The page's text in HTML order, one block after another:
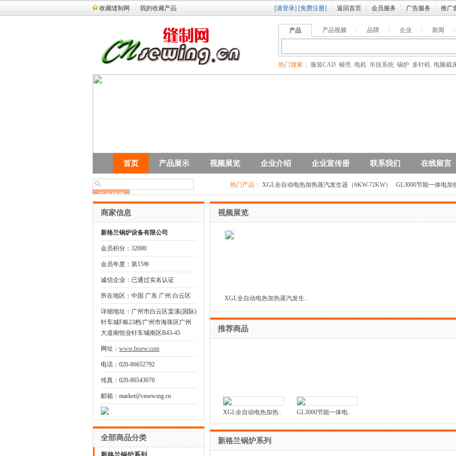
收藏缝制网 我的收藏产品 [请登录] [免费注册] 返回首页 会员服务 广告服务 推广
产品 产品视频 品牌 企业 新闻
热门搜索： 服装CAD 梭壳 电机 吊挂系统 锅炉 多针机 电脑裁
首页 产品展示 视频展览 企业介绍 企业宣传册 联系我们 在线留言
热门产品： XGL全自动电热加热蒸汽发生器（6KW-72KW） GL3000节能一体电加
商家信息
新格兰锅炉设备有限公司
会员积分：32000
会员年度：第15年
诚信企业：已通过实名认证
所在地区：中国 广东 广州 白云区
详细地址：广州市白云区棠溪(国际)
针车城F栋23档/广州市海珠区广州
大道南恒业针车城南区B43-45
网址： www.lxsew.com
电话：020-86652792
传真：020-86543070
邮箱：market@cnsewing.cn
全部商品分类
视频展览
XGL全自动电热加热蒸汽发生..
推荐商品
XGL全自动电热加热.. GL3000节能一体电..
新格兰锅炉系列